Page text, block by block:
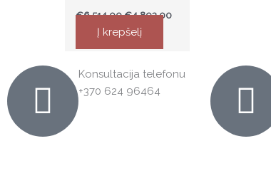
€6,514.00€4,892.00
Į krepšelį
Konsultacija telefonu
+370 624 96464